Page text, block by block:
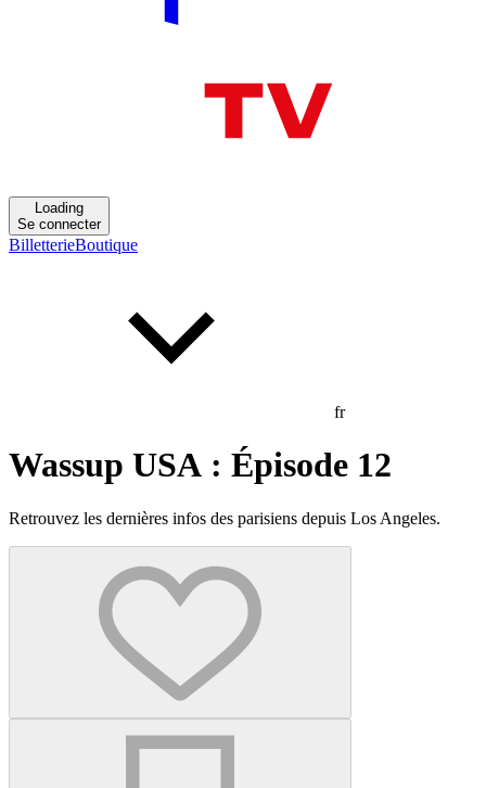
Loading
Se connecter
BilletterieBoutique
fr
Wassup USA : Épisode 12
Retrouvez les dernières infos des parisiens depuis Los Angeles.